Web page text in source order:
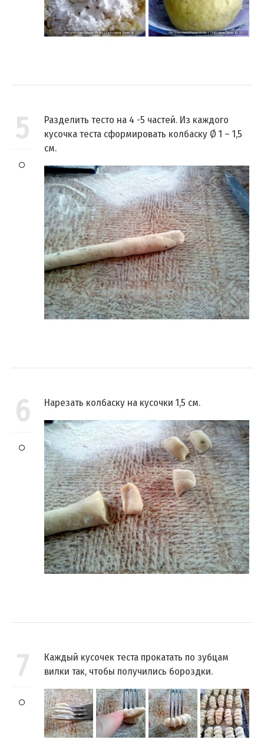
5
Разделить тесто на 4 -5 частей. Из каждого
кусочка теста сформировать колбаску Ø 1 – 1,5
см.
6 Нарезать колбаску на кусочки 1,5 см.
7
Каждый кусочек теста прокатать по зубцам
вилки так, чтобы получились бороздки.